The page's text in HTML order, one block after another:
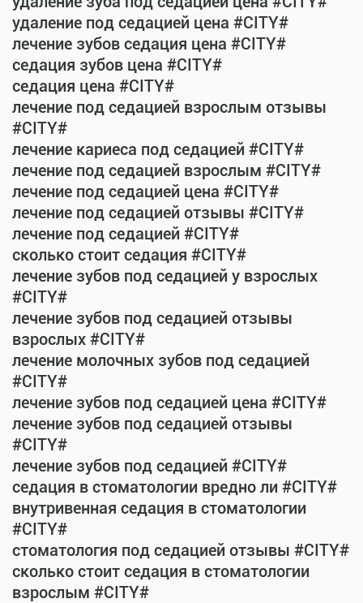
удаление под седацией цена #CITY#
лечение зубов седация цена #CITY#
седация зубов цена #CITY#
седация цена #CITY#
лечение под седацией взрослым отзывы
#CITY#
лечение кариеса под седацией #CITY#
лечение под седацией взрослым #CITY#
лечение под седацией цена #CITY#
лечение под седацией отзывы #CITY#
лечение под седацией #CITY#
сколько стоит седация #CITY#
лечение зубов под седацией у взрослых
#CITY#
лечение зубов под седацией отзывы
взрослых #CITY#
лечение молочных зубов под седацией
#CITY#
лечение зубов под седацией цена #CITY#
лечение зубов под седацией отзывы
#CITY#
лечение зубов под седацией #CITY#
седация в стоматологии вредно ли #CITY#
внутривенная седация в стоматологии
#CITY#
стоматология под седацией отзывы #CITY#
сколько стоит седация в стоматологии
взрослым #CITY#